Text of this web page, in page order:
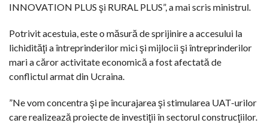
INNOVATION PLUS şi RURAL PLUS”, a mai scris ministrul.
Potrivit acestuia, este o măsură de sprijinire a accesului la
lichidităţi a întreprinderilor mici şi mijlocii şi întreprinderilor
mari a căror activitate economică a fost afectată de
conflictul armat din Ucraina.
”Ne vom concentra şi pe încurajarea şi stimularea UAT-urilor
care realizează proiecte de investiţii în sectorul construcţiilor.